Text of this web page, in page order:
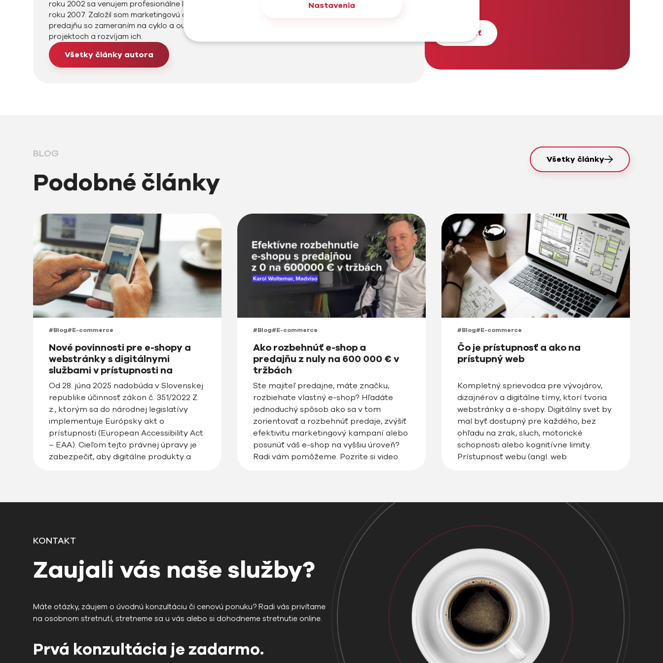
roku 2002 sa venujem profesionálne IT, školeniam, online, tvorbe webstránok, SEO a marketingu od
roku 2007. Založil som marketingovú agentúru Madviso, e-shop platformu Midasto a e-shop a
predajňu so zameraním na cyklo a outdoor Trenujeme. Rád spolupracujem na zaujímavých
projektoch a rozvíjam ich.
Všetky články autora
BLOG
Podobné články
Všetky články
#Blog#E-commerce
Nové povinnosti pre e-shopy a
webstránky s digitálnymi
službami v prístupnosti na
Slovensku od roku 2025
Od 28. júna 2025 nadobúda v Slovenskej
republike účinnosť zákon č. 351/2022 Z.
z., ktorým sa do národnej legislatívy
implementuje Európsky akt o
prístupnosti (European Accessibility Act
– EAA). Cieľom tejto právnej úpravy je
zabezpečiť, aby digitálne produkty a
zdravotným […]
#Blog#E-commerce
Ako rozbehnúť e-shop a
predajňu z nuly na 600 000 € v
tržbách
Ste majiteľ predajne, máte značku,
rozbiehate vlastný e-shop? Hľadáte
jednoduchý spôsob ako sa v tom
zorientovať a rozbehnúť predaje, zvýšiť
efektivitu marketingový kampaní alebo
posunúť váš e-shop na vyššiu úroveň?
Radi vám pomôžeme. Pozrite si video
#Blog#E-commerce
Čo je prístupnosť a ako na
prístupný web
Kompletný sprievodca pre vývojárov,
dizajnérov a digitálne tímy, ktorí tvoria
webstránky a e-shopy. Digitálny svet by
mal byť dostupný pre každého, bez
ohľadu na zrak, sluch, motorické
schopnosti alebo kognitívne limity.
Prístupnosť webu (angl. web
zdravotným […]
KONTAKT
Zaujali vás naše služby?
Máte otázky, záujem o úvodnú konzultáciu či cenovú ponuku? Radi vás privítame
na osobnom stretnutí, stretneme sa u vás alebo si dohodneme stretnutie online.
Prvá konzultácia je zadarmo.
Nastavenia